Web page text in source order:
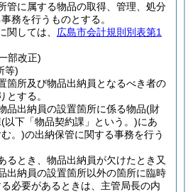
管に属する物品の取得、管理、処分
務を行うものとする。
関しては、 広島市会計規則別表第1
部改正)
等)
箇所及び物品出納員となるべき者の
とする。
品出納員の設置箇所に係る物品(財
(以下「物品契約課」という。)にあ
。)の出納保管に関する事務を行う
るとき、物品出納員が欠けたとき又
出納員の設置箇所以外の箇所に臨時
必要があるときは、主管局長の内